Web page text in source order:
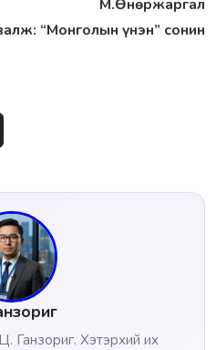
М.Өнөржаргал
“Монголын үнэн” сонин
Ганзориг. Хэтэрхий их